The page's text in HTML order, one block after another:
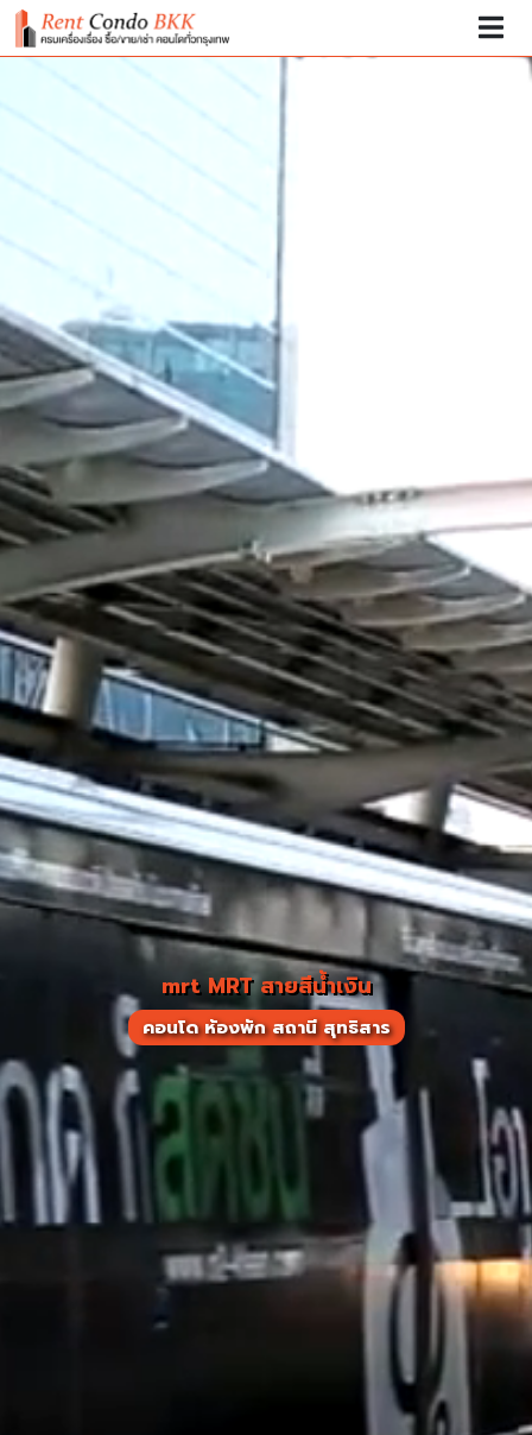
mrt MRT สายสีน้ำเงิน
คอนโด ห้องพัก สถานี สุทธิสาร